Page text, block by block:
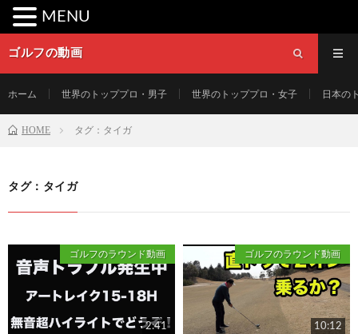
ゴルフの動画
ホーム 世界のトッププロ・男子 世界のトッププロ・女子 日本の
HOME タグ：タイガ
タグ：タイガ
ゴルフのラウンド動画
2:41
ゴルフのラウンド動画
10:12
MENU